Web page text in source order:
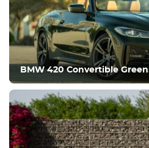
BMW 420 Convertible Green